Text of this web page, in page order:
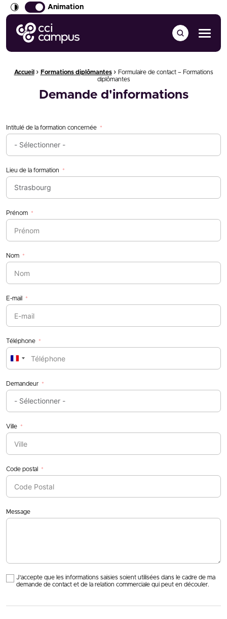
Animation
CCI Campus La formation qui vous ressemble
Menu
Fil d'Ariane :
Accueil › Formations diplômantes › Formulaire de contact – Formations
diplômantes
Demande d'informations
Intitulé de la formation concernée
Lieu de la formation
Prénom
Nom
E-mail
Téléphone
France
Demandeur
Ville
Code postal
Message
J'accepte que les informations saisies soient utilisées dans le cadre de ma
demande de contact et de la relation commerciale qui peut en découler.